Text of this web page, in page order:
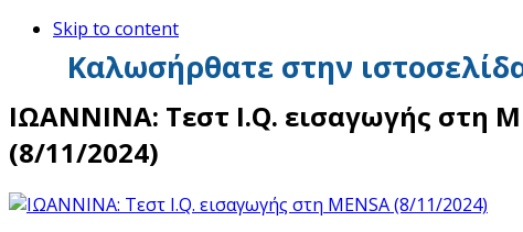
Skip to content
Καλωσήρθατε στην
ΙΩΑΝΝΙΝΑ: Τεστ I.Q. εισαγωγής στη
(8/11/2024)